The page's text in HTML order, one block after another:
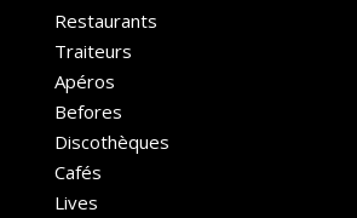
Restaurants
Traiteurs
Apéros
Befores
Discothèques
Cafés
Lives